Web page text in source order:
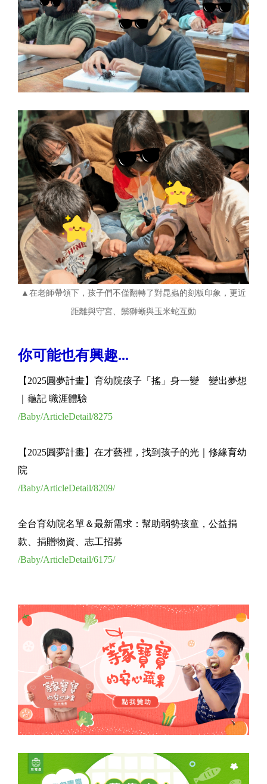
▲在老師帶領下，孩子們不僅翻轉了對昆蟲的刻板印象，更近
距離與守宮、鬃獅蜥與玉米蛇互動
你可能也有興趣...
【2025圓夢計畫】育幼院孩子「搖」身一變 變出夢想
｜龜記 職涯體驗
/Baby/ArticleDetail/8275
【2025圓夢計畫】在才藝裡，找到孩子的光｜修緣育幼
院
/Baby/ArticleDetail/8209/
全台育幼院名單＆最新需求：幫助弱勢孩童，公益捐
款、捐贈物資、志工招募
/Baby/ArticleDetail/6175/